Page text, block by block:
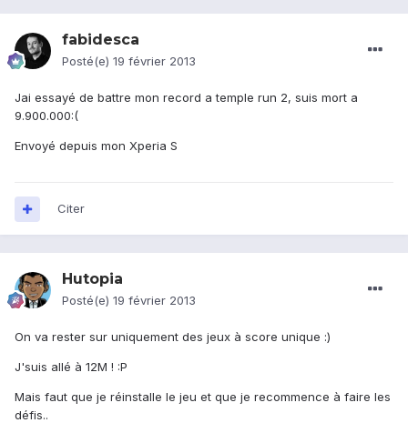
fabidesca
Posté(e) 19 février 2013
Jai essayé de battre mon record a temple run 2, suis mort a
9.900.000:(
Envoyé depuis mon Xperia S
Citer
Hutopia
Posté(e) 19 février 2013
On va rester sur uniquement des jeux à score unique :)
J'suis allé à 12M ! :P
Mais faut que je réinstalle le jeu et que je recommence à faire les
défis..